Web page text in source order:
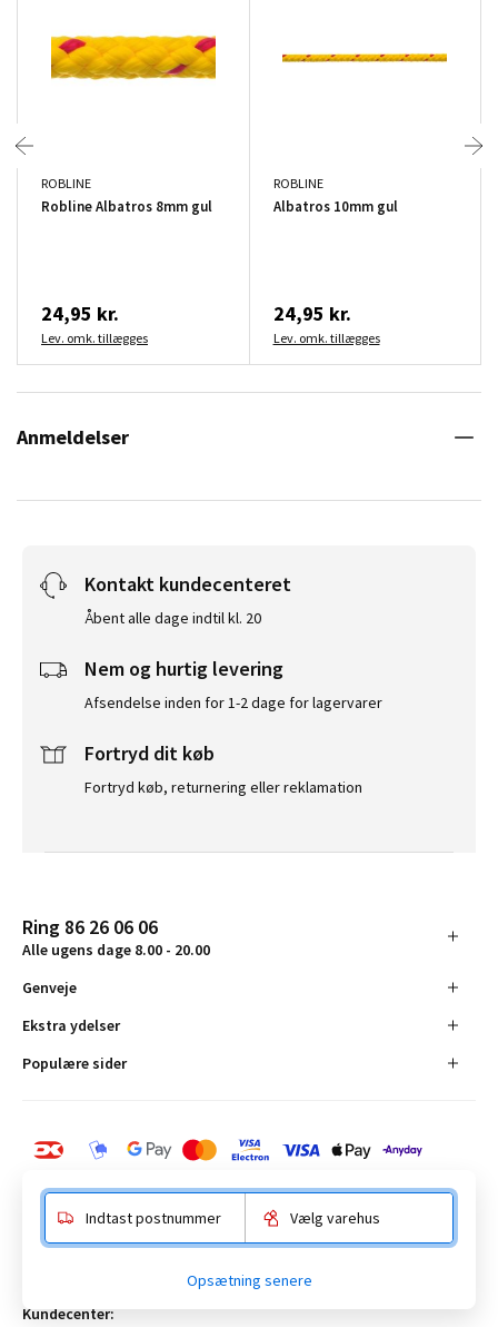
ROBLINE
Robline Albatros 8mm gul
24,95 kr.
Lev. omk. tillægges
ROBLINE
Albatros 10mm gul
24,95 kr.
Lev. omk. tillægges
Anmeldelser
Kontakt kundecenteret
Åbent alle dage indtil kl. 20
Nem og hurtig levering
Afsendelse inden for 1-2 dage for lagervarer
Fortryd dit køb
Fortryd køb, returnering eller reklamation
Ring 86 26 06 06
Alle ugens dage 8.00 - 20.00
Genveje
Ekstra ydelser
Populære sider
Anelystparken 16, 8381 Tilst. CVR-nummer 19555305
Kundecenter:
Indtast postnummer Vælg varehus
Opsætning senere